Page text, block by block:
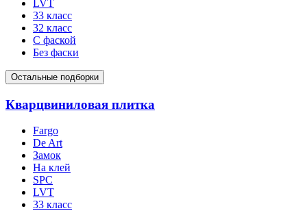
LVT
33 класс
32 класс
С фаской
Без фаски
Остальные подборки
Кварцвиниловая плитка
Fargo
De Art
Замок
На клей
SPC
LVT
33 класс